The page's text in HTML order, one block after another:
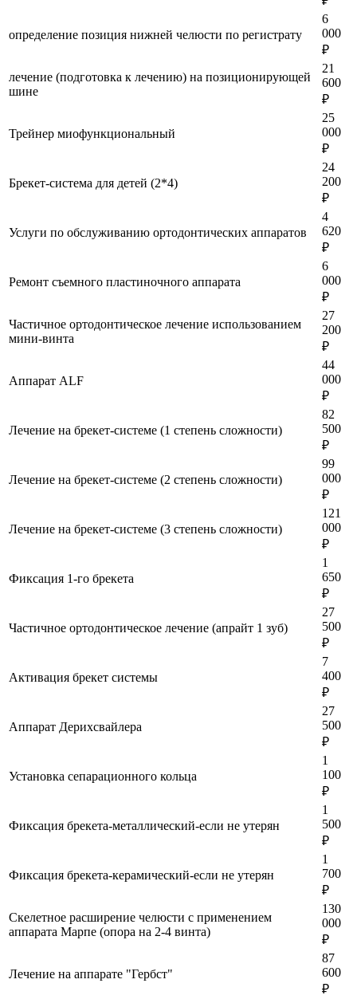
определение позиция нижней челюсти по регистрату
6
000
₽
лечение (подготовка к лечению) на позиционирующей
шине
21
600
₽
Трейнер миофункциональный
25
000
₽
Брекет-система для детей (2*4)
24
200
₽
Услуги по обслуживанию ортодонтических аппаратов
4
620
₽
Ремонт съемного пластиночного аппарата
6
000
₽
Частичное ортодонтическое лечение использованием
мини-винта
27
200
₽
Аппарат ALF
44
000
₽
Лечение на брекет-системе (1 степень сложности)
82
500
₽
Лечение на брекет-системе (2 степень сложности)
99
000
₽
Лечение на брекет-системе (3 степень сложности)
121
000
₽
Фиксация 1-го брекета
1
650
₽
Частичное ортодонтическое лечение (апрайт 1 зуб)
27
500
₽
Активация брекет системы
7
400
₽
Аппарат Дерихсвайлера
27
500
₽
Установка сепарационного кольца
1
100
₽
Фиксация брекета-металлический-если не утерян
1
500
₽
Фиксация брекета-керамический-если не утерян
1
700
₽
Скелетное расширение челюсти с применением
аппарата Марпе (опора на 2-4 винта)
130
000
₽
Лечение на аппарате "Гербст"
87
600
₽